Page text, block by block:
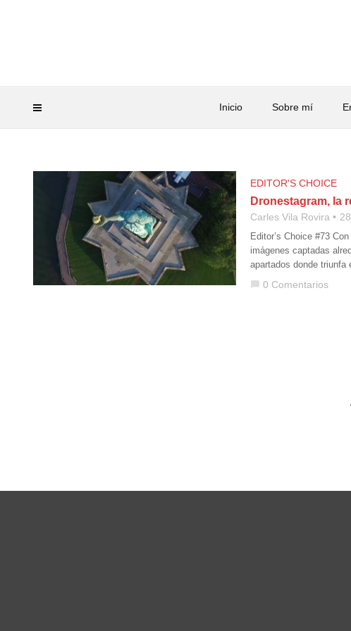
Inicio Sobre mí
EDITOR'S CHOICE
Dronestagram, la
Carles Vila Rovira
Editor’s Choice #73
imágenes captadas
apartados donde
chat_bubble 0 Comentarios